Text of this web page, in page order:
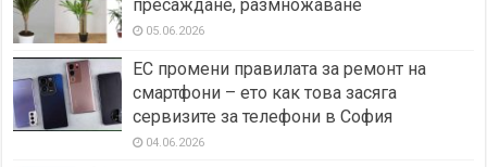
пресаждане, размножаване
05.06.2026
ЕС промени правилата за ремонт на
смартфони – ето как това засяга
сервизите за телефони в София
04.06.2026